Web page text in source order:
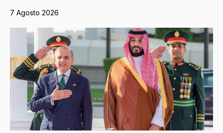
7 Agosto 2026